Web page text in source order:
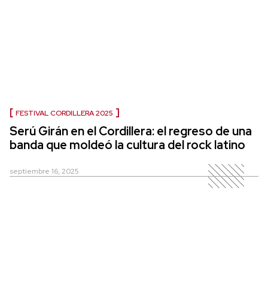
FESTIVAL CORDILLERA 2025
Serú Girán en el Cordillera: el regreso de una
banda que moldeó la cultura del rock latino
septiembre 16, 2025